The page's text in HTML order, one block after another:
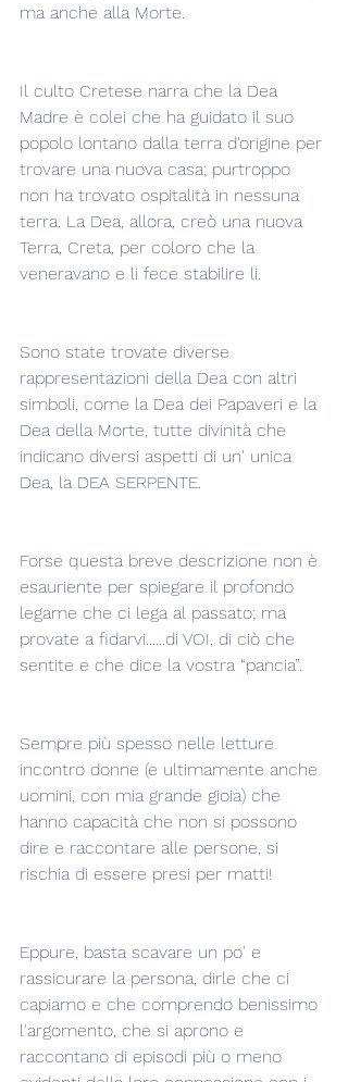
ma anche alla Morte.
Il culto Cretese narra che la Dea
Madre è colei che ha guidato il suo
popolo lontano dalla terra d'origine per
trovare una nuova casa; purtroppo
non ha trovato ospitalità in nessuna
terra. La Dea, allora, creò una nuova
Terra, Creta, per coloro che la
veneravano e li fece stabilire li.
Sono state trovate diverse
rappresentazioni della Dea con altri
simboli, come la Dea dei Papaveri e la
Dea della Morte, tutte divinità che
indicano diversi aspetti di un' unica
Dea, la DEA SERPENTE.
Forse questa breve descrizione non è
esauriente per spiegare il profondo
legame che ci lega al passato; ma
provate a fidarvi......di VOI, di ciò che
sentite e che dice la vostra “pancia”.
Sempre più spesso nelle letture
incontro donne (e ultimamente anche
uomini, con mia grande gioia) che
hanno capacità che non si possono
dire e raccontare alle persone, si
rischia di essere presi per matti!
Eppure, basta scavare un po' e
rassicurare la persona, dirle che ci
capiamo e che comprendo benissimo
l'argomento, che si aprono e
raccontano di episodi più o meno